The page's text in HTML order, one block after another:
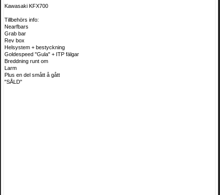
Kawasaki KFX700
Tillbehörs info:
Nearfbars
Grab bar
Rev box
Helsystem + bestyckning
Goldespeed "Gula" + ITP fälgar
Breddning runt om
Larm
Plus en del smått å gått
"SÅLD"